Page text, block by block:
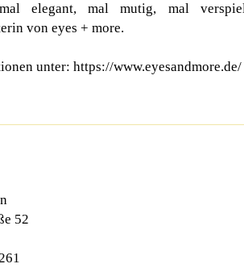
mal elegant, mal mutig, mal
von eyes + more.
unter: https://www.eyesandmore.de/
52